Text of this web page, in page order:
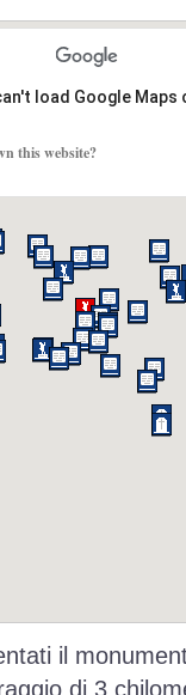
load Google
this website?
il
di 3